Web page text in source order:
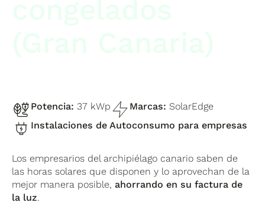
Potencia:37 kWp Marcas:SolarEdge
Instalaciones de Autoconsumo para empresas
Los empresarios del archipiélago canario saben de
las horas solares que disponen y lo aprovechan de la
mejor manera posible, ahorrando en su factura de
la luz.